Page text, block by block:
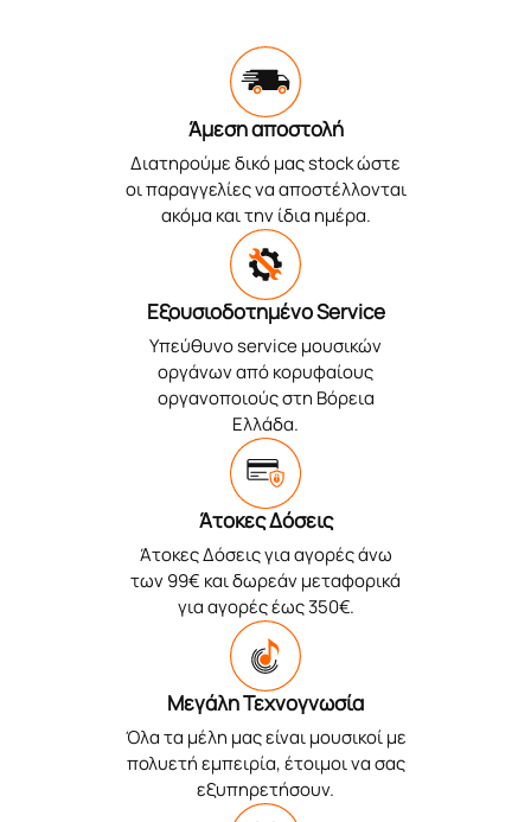
Άμεση αποστολή
Διατηρούμε δικό μας stock ώστε
οι παραγγελίες να αποστέλλονται
ακόμα και την ίδια ημέρα.
Εξουσιοδοτημένο Service
Υπεύθυνο service μουσικών
οργάνων από κορυφαίους
οργανοποιούς στη Βόρεια
Ελλάδα.
Άτοκες Δόσεις
Άτοκες Δόσεις για αγορές άνω
των 99€ και δωρεάν μεταφορικά
για αγορές έως 350€.
Μεγάλη Τεχνογνωσία
Όλα τα μέλη μας είναι μουσικοί με
πολυετή εμπειρία, έτοιμοι να σας
εξυπηρετήσουν.